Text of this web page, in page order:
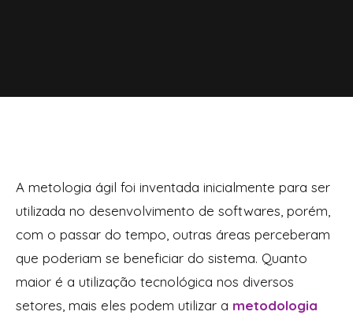
A metologia ágil foi inventada inicialmente para ser
utilizada no desenvolvimento de softwares, porém,
com o passar do tempo, outras áreas perceberam
que poderiam se beneficiar do sistema. Quanto
maior é a utilização tecnológica nos diversos
setores, mais eles podem utilizar a metodologia